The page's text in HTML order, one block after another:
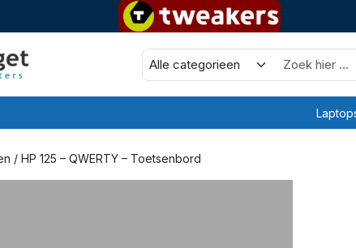
/ HP 125 – QWERTY – Toetsenbord